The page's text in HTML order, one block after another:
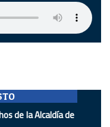
de la Alcaldía de